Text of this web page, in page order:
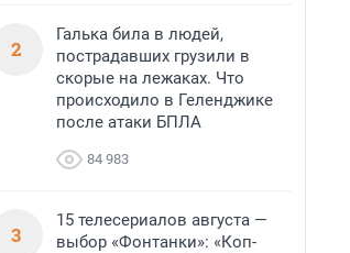
2
Галька била в людей,
пострадавших грузили в
скорые на лежаках. Что
происходило в Геленджике
после атаки БПЛА
84 983
3
15 телесериалов августа —
выбор «Фонтанки»: «Коп-